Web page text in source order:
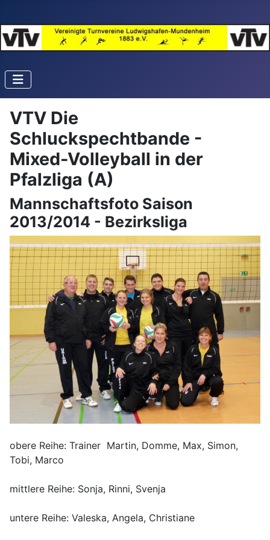
VTV Die
Schluckspechtbande -
Mixed-Volleyball in der
Pfalzliga (A)
Mannschaftsfoto Saison
2013/2014 - Bezirksliga
obere Reihe: Trainer Martin, Domme, Max, Simon,
Tobi, Marco
mittlere Reihe: Sonja, Rinni, Svenja
untere Reihe: Valeska, Angela, Christiane